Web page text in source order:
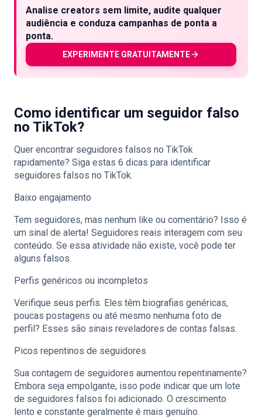
Analise creators sem limite, audite qualquer
audiência e conduza campanhas de ponta a
ponta.
EXPERIMENTE GRATUITAMENTE
Como identificar um seguidor falso
no TikTok?
Quer encontrar seguidores falsos no TikTok
rapidamente? Siga estas 6 dicas para identificar
seguidores falsos no TikTok.
Baixo engajamento
Tem seguidores, mas nenhum like ou comentário? Isso é
um sinal de alerta! Seguidores reais interagem com seu
conteúdo. Se essa atividade não existe, você pode ter
alguns falsos.
Perfis genéricos ou incompletos
Verifique seus perfis. Eles têm biografias genéricas,
poucas postagens ou até mesmo nenhuma foto de
perfil? Esses são sinais reveladores de contas falsas.
Picos repentinos de seguidores
Sua contagem de seguidores aumentou repentinamente?
Embora seja empolgante, isso pode indicar que um lote
de seguidores falsos foi adicionado. O crescimento
lento e constante geralmente é mais genuíno.